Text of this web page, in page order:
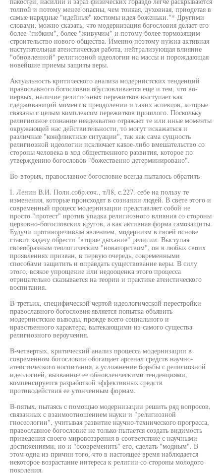
толпой и потому менее опасны, чем тонкая, духовная, приодетая в
самые нарядные "идейные" костюмы идея боженьки."* Другими
словами, можно сказать, что модернизация богословия делает его
более "гибким", более "живучим" и потому более тормозящим
строительство нового общества. Именно поэтому нужна активная
наступательная атеистическая работа, нейтрализующая влияние
"обновленной" религиозной идеологии на массы и порождающая
новейшие приемы защиты веры.
Актуальность критического анализа модернистских тенденций
православного богословия обусловливается еще и тем, что во-
первых, наличие религиозных пережитков выступает как
сдерживающий момент в преодолении и таких аспектов, которые
связаны с целым комплексом пережитков прошлого. Поскольку
религиозное сознание неадекватно отражает те или иные моменты
окружающей нас действительности, то могут искажаться и
различные "конфликтные ситуации", так как сама сущность
религиозной идеологии исключает какое-либо вмешательство со
стороны человека в ход общественного развития, которое по
утверждению богословов "божественно детерминировано".
Во-вторых, православное богословие всегда пыталось обратить
I. Ленин В.И. Полн.собр.соч., тЛ8, с.227. себе на пользу те
изменения, которые происходят в сознании людей. В свете этого и
современный процесс модернизации представляет собой не
просто "протест" против упадка религиозного влияния со стороны
церковно-богословских кругов, а как активная форма самозащиты.
Будучи противоречивым явлением, модернизм в своей основе
ставит задачу обрести "второе дыхание" религии. Выступая
своеобразным теологическим "новаторством", он в любых своих
проявлениях призван, в первую очередь, современными
способами защитить и оправдать существование веры. В силу
этого, всякое упрощение или недооценка этого процесса
отрицательно сказывается на теории и практике атеистического
воспитания.
В-третьих, специфической чертой идеологической перестройки
православного богословия является попытка объявить
модернистские выводы, прежде всего социального и
нравственного характера, вытекающими из самого существа
религиозного вероучения.
В-четвертых, критический анализ процесса модернизации в
современном богословии обогащает арсенал средств научно-
атеистического воспитания, а усложнение борьбы с религиозной
идеологией, вызванное ее обновленческими тенденциями,
компенсируется разработкой эффективных средств
противодействия ее утонченным формам.
В-пятых, пытаясь с помощью модернизации решить ряд вопросов,
связанных с взаимоотношением науки и "религиозной
гносеологии", учитывая развитие научно-технического прогресса,
православное богословие не только пытается создать видимость
приведения своего мировоззрения в соответствие с научными
достижениями, но и "осовременить" его, сделать "модным". В
этом одна из причин того, что в настоящее время наблюдается
некоторое возрастание интереса к религии со стороны молодого
поколения.